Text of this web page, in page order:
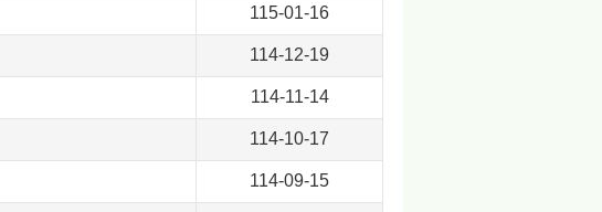
115-01-16
114-12-19
114-11-14
114-10-17
114-09-15